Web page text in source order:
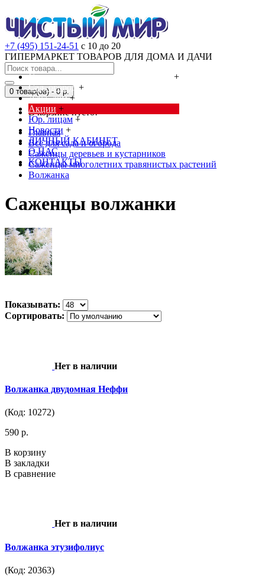
+7 (495) 151-24-51 с 10 до 20
ГИПЕРМАРКЕТ ТОВАРОВ ДЛЯ ДОМА И ДАЧИ
Cредства от насекомых и грызунов
+
Сад, огород +
Дача, дом +
Акции +
Юр. лицам +
Новости +
ЛИЧНЫЙ КАБИНЕТ
О НАС
КОНТАКТЫ
0 товар(ов) - 0 р.
В корзине пусто!
Главная
Всё для сада и огорода
Саженцы деревьев и кустарников
Саженцы многолетних травянистых растений
Волжанка
Саженцы волжанки
Показывать:
Сортировать:
Нет в наличии
Волжанка двудомная Неффи
(Код: 10272)
590 р.
В корзину
В закладки
В сравнение
Нет в наличии
Волжанка этузифолиус
(Код: 20363)